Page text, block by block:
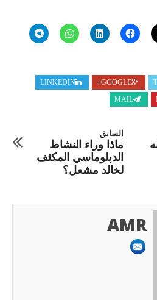
GOOGLE+
LINKEDIN
MAIL
السابق
ماذا وراء النشاط
الدبلوماسي المكثف
لخالد مشعل؟
AMR